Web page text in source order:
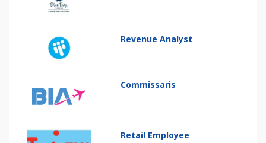
Revenue Analyst
Commissaris
Retail Employee